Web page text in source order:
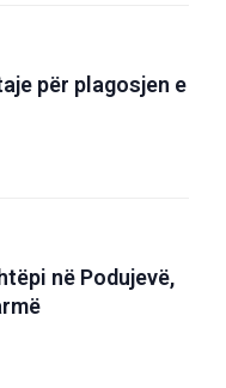
për plagosjen e
në Podujevë,